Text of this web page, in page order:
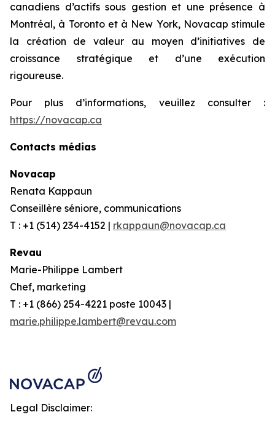
canadiens d’actifs sous gestion et une présence à
Montréal, à Toronto et à New York, Novacap stimule
la création de valeur au moyen d’initiatives de
croissance stratégique et d’une exécution
rigoureuse.
Pour plus d’informations, veuillez consulter :
https://novacap.ca
Contacts médias
Novacap
Renata Kappaun
Conseillère séniore, communications
T : +1 (514) 234-4152 | rkappaun@novacap.ca
Revau
Marie-Philippe Lambert
Chef, marketing
T : +1 (866) 254-4221 poste 10043 |
marie.philippe.lambert@revau.com
Legal Disclaimer: